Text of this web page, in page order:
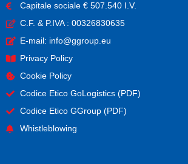
Capitale sociale € 507.540 I.V.
C.F. & P.IVA : 00326830635
E-mail: info@ggroup.eu
Privacy Policy
Cookie Policy
Codice Etico GoLogistics (PDF)
(PDF)
Codice Etico GGroup (PDF)
(PDF)
Whistleblowing